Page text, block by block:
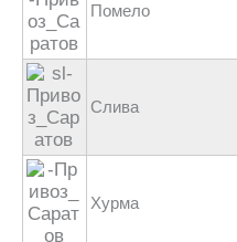
Помело
Слива
Хурма